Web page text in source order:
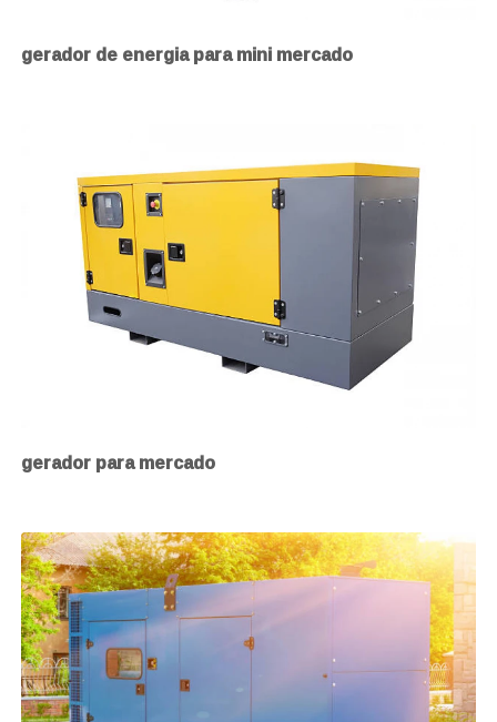
gerador de energia para mini mercado
gerador para mercado